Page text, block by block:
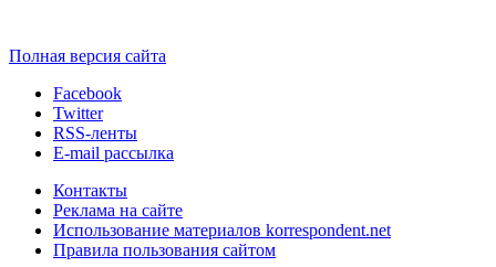
Полная версия сайта
Facebook
Twitter
RSS-ленты
E-mail рассылка
Контакты
Реклама на сайте
Использование материалов korrespondent.net
Правила пользования сайтом